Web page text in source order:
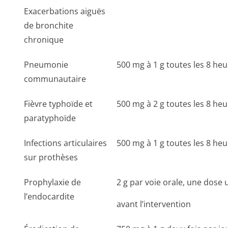
Exacerbations aiguës
de bronchite
chronique
Pneumonie
communautaire
500 mg à 1 g toutes les 8
Fièvre typhoïde et
paratyphoïde
500 mg à 2 g toutes les 8
Infections articulaires
sur prothèses
500 mg à 1 g toutes les 8
Prophylaxie de
l’endocardite
2 g par voie orale, une dose
avant l’intervention